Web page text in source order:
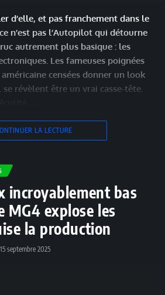
d’elle, et pas franchement dans le
n’est pas l’Autopilot qui détourne
autrement plus basique : les
Les fameuses poignées
censées donner un look
révèlent être un vrai casse-tête.
LA LECTURE
incroyablement bas
MG4 explose les
la production
15 septembre 2025